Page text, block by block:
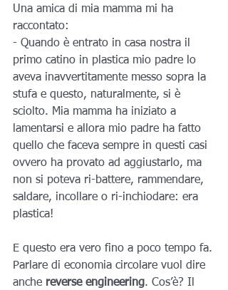
Una amica di mia mamma mi ha
raccontato:
- Quando è entrato in casa nostra il
primo catino in plastica mio padre lo
aveva inavvertitamente messo sopra la
stufa e questo, naturalmente, si è
sciolto. Mia mamma ha iniziato a
lamentarsi e allora mio padre ha fatto
quello che faceva sempre in questi casi
ovvero ha provato ad aggiustarlo, ma
non si poteva ri-battere, rammendare,
saldare, incollare o ri-inchiodare: era
plastica!
E questo era vero fino a poco tempo fa.
Parlare di economia circolare vuol dire
anche reverse engineering. Cos’è? Il